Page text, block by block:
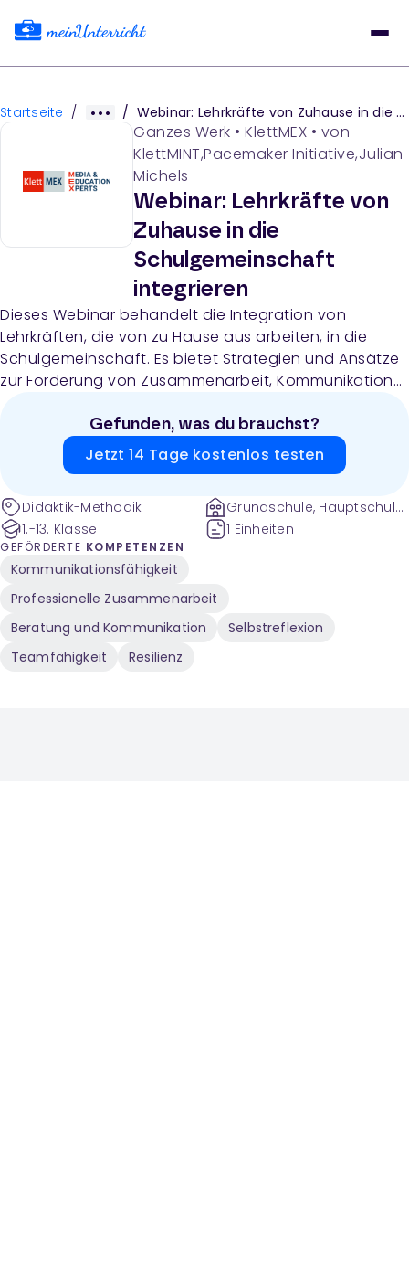
Startseite / / Webinar: Lehrkräfte von Zuhause in die Schulgemeinschaft integrieren
Ganzes Werk • KlettMEX • von
KlettMINT,Pacemaker Initiative,Julian
Michels
Webinar: Lehrkräfte von
Zuhause in die
Schulgemeinschaft
integrieren
Dieses Webinar behandelt die Integration von
Lehrkräften, die von zu Hause aus arbeiten, in die
Schulgemeinschaft. Es bietet Strategien und Ansätze
zur Förderung von Zusammenarbeit, Kommunikation
Gefunden, was du brauchst?
Jetzt 14 Tage kostenlos testen
Didaktik-Methodik
1.-13. Klasse
Grundschule, Hauptschule
und weitere
1 Einheiten
GEFÖRDERTE KOMPETENZEN
Kommunikationsfähigkeit
Professionelle Zusammenarbeit
Beratung und Kommunikation
Selbstreflexion
Teamfähigkeit
Resilienz